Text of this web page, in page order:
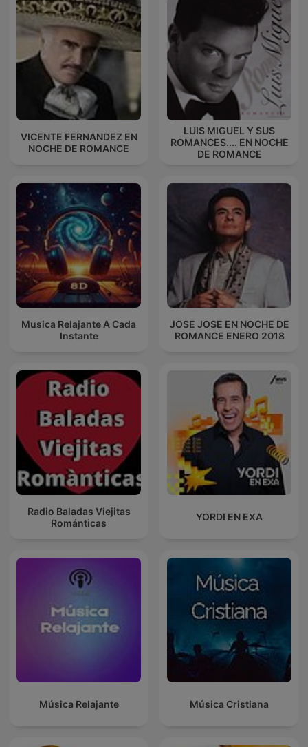
VICENTE FERNANDEZ EN
NOCHE DE ROMANCE
LUIS MIGUEL Y SUS
ROMANCES.... EN NOCHE
DE ROMANCE
Musica Relajante A Cada
Instante
JOSE JOSE EN NOCHE DE
ROMANCE ENERO 2018
Radio Baladas Viejitas
Románticas
YORDI EN EXA
Música Relajante Música Cristiana